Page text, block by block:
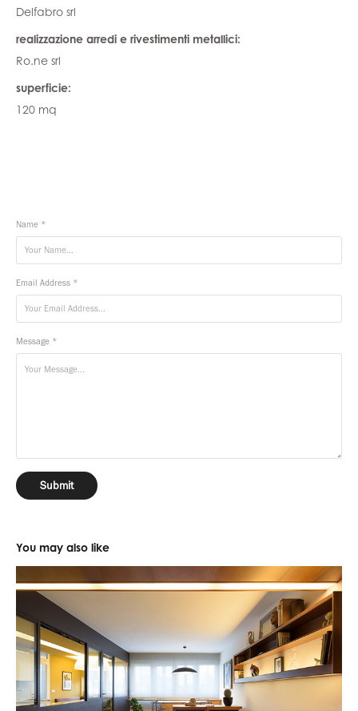
Delfabro srl
realizzazione arredi e rivestimenti metallici:
Ro.ne srl
superficie:
120 mq
Name *
Email Address *
Message *
Submit
You may also like